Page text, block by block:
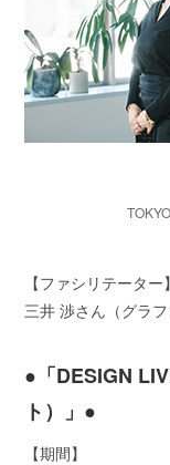
【ファシリテーター】
三井 渉さん（グラフ
●「DESIGN
ト）」●
【期間】